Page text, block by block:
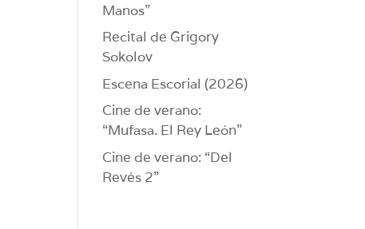
Manos”
Recital de Grigory
Sokolov
Escena Escorial (2026)
Cine de verano:
“Mufasa. El Rey León”
Cine de verano: “Del
Revés 2”